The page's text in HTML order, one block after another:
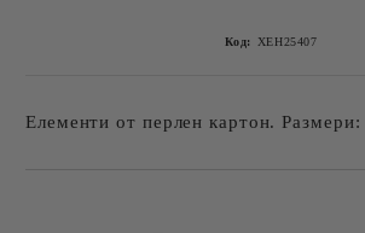
Код: ХЕН25407
Елементи от перлен картон.